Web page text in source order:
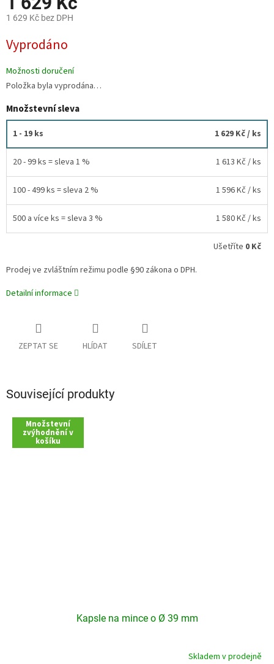
1 629 Kč bez DPH
cena:
Vyprodáno
Možnosti doručení
Položka byla vyprodána…
Množstevní sleva
1 - 19 ks 1 629 Kč/ ks
20 - 99 ks = sleva 1 % 1 613 Kč / ks
100 - 499 ks = sleva 2 % 1 596 Kč / ks
500 a více ks = sleva 3 % 1 580 Kč / ks
Ušetříte 0 Kč
Prodej ve zvláštním režimu podle §90 zákona o DPH.
Detailní informace
ZEPTAT SE HLÍDAT SDÍLET
Související produkty
Množstevní
zvýhodnění v
košíku
Kapsle na mince o Ø 39 mm
Skladem v prodejně